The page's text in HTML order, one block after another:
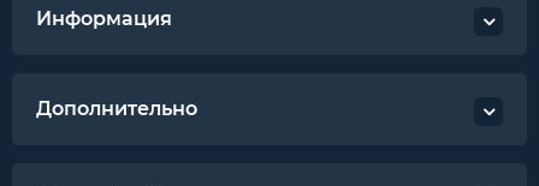
Информация
Дополнительно